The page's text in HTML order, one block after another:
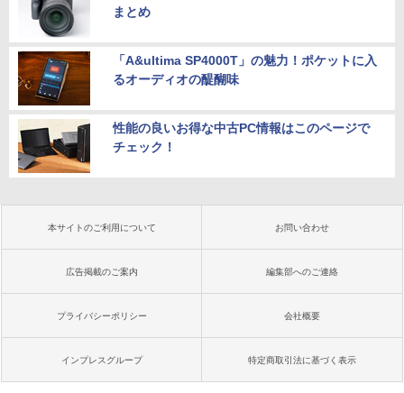
まとめ
「A&ultima SP4000T」の魅力！ポケットに入
るオーディオの醍醐味
性能の良いお得な中古PC情報はこのページで
チェック！
本サイトのご利用について お問い合わせ
広告掲載のご案内 編集部へのご連絡
プライバシーポリシー 会社概要
インプレスグループ 特定商取引法に基づく表示